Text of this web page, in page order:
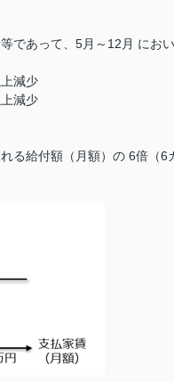
であって、5月～12月 にお
減少
減少
る給付額（月額）の 6倍（6